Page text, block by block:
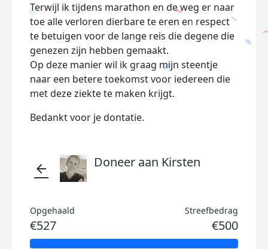
Terwijl ik tijdens marathon en de weg er naar
toe alle verloren dierbare te eren en respect
te betuigen voor de lange reis die degene die
genezen zijn hebben gemaakt.
Op deze manier wil ik graag mijn steentje
naar een betere toekomst voor iedereen die
met deze ziekte te maken krijgt.
Bedankt voor je dontatie.
arrow_back Doneer aan Kirsten
Opgehaald
€527
Streefbedrag
€500